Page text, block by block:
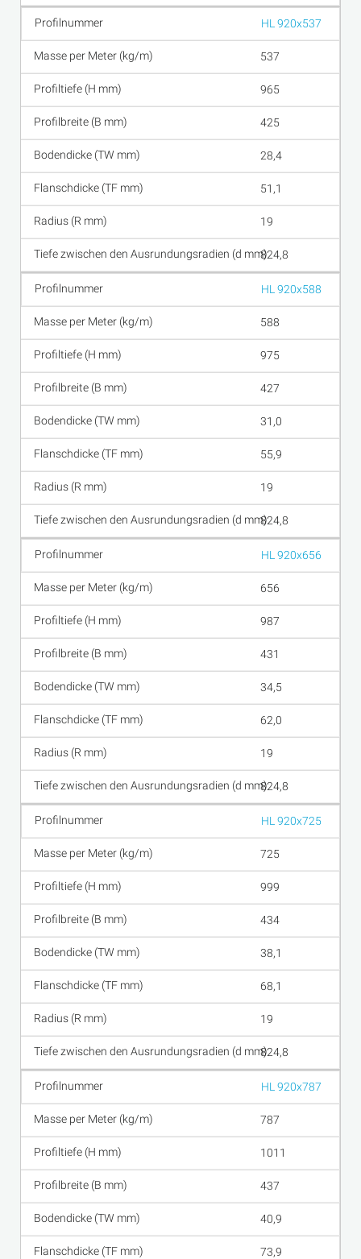
HL 920x537
537
965
425
28,4
51,1
19
824,8
HL 920x588
588
975
427
31,0
55,9
19
824,8
HL 920x656
656
987
431
34,5
62,0
19
824,8
HL 920x725
725
999
434
38,1
68,1
19
824,8
HL 920x787
787
1011
437
40,9
73,9